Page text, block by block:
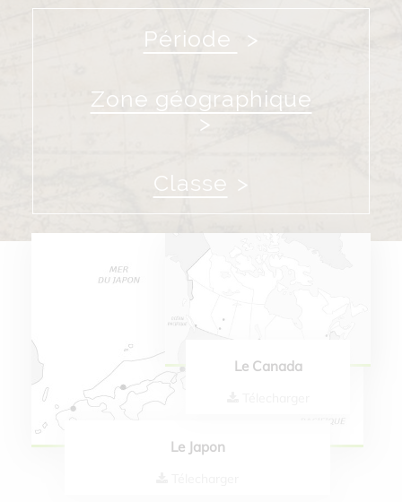
Période
Zone géographique
Classe
Le Japon
Le Canada